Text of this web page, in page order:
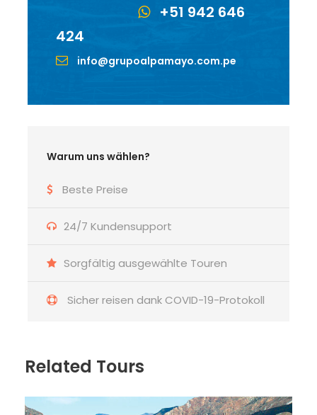
+51 942 646
424
info@grupoalpamayo.com.pe
Warum uns wählen?
Beste Preise
24/7 Kundensupport
Sorgfältig ausgewählte Touren
Sicher reisen dank COVID-19-Protokoll
Related Tours